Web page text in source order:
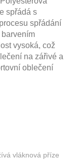
spřádá s
spřádání
vysoká, což
na zářivé a
oblečení
vláknová příze